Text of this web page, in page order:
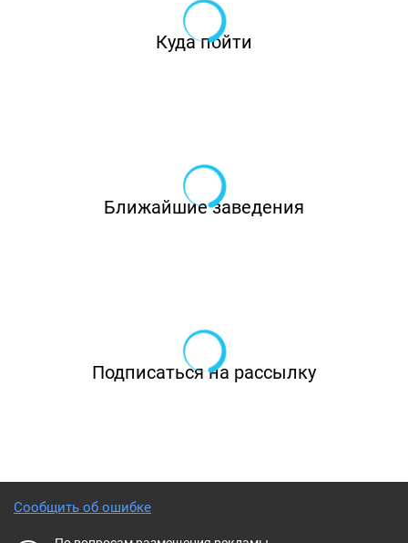
Куда пойти
Ближайшие заведения
Подписаться на рассылку
Сообщить об ошибке